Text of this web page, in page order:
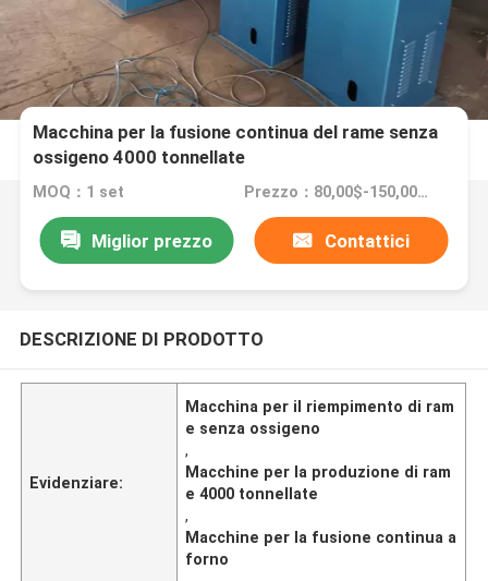
Macchina per la fusione continua del rame senza
ossigeno 4000 tonnellate
MOQ：1 set Prezzo：80,00$-150,000$
Miglior prezzo Contattici
DESCRIZIONE DI PRODOTTO
Evidenziare:
Macchina per il riempimento di ram
e senza ossigeno
,
Macchine per la produzione di ram
e 4000 tonnellate
,
Macchine per la fusione continua a
forno